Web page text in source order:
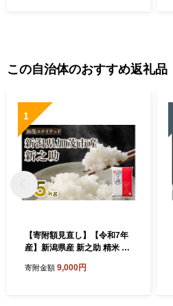
この自治体のおすすめ返礼品
1
【寄附額見直し】【令和7年
産】新潟県産 新之助 精米 5k
東京・南青山の料亭で使用さ
寄附金額 9,000円